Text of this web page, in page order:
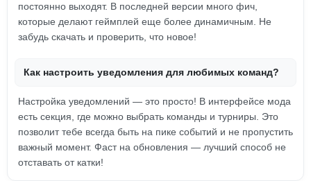
постоянно выходят. В последней версии много фич,
которые делают геймплей еще более динамичным. Не
забудь скачать и проверить, что новое!
Как настроить уведомления для любимых команд?
Настройка уведомлений — это просто! В интерфейсе мода
есть секция, где можно выбрать команды и турниры. Это
позволит тебе всегда быть на пике событий и не пропустить
важный момент. Фаст на обновления — лучший способ не
отставать от катки!